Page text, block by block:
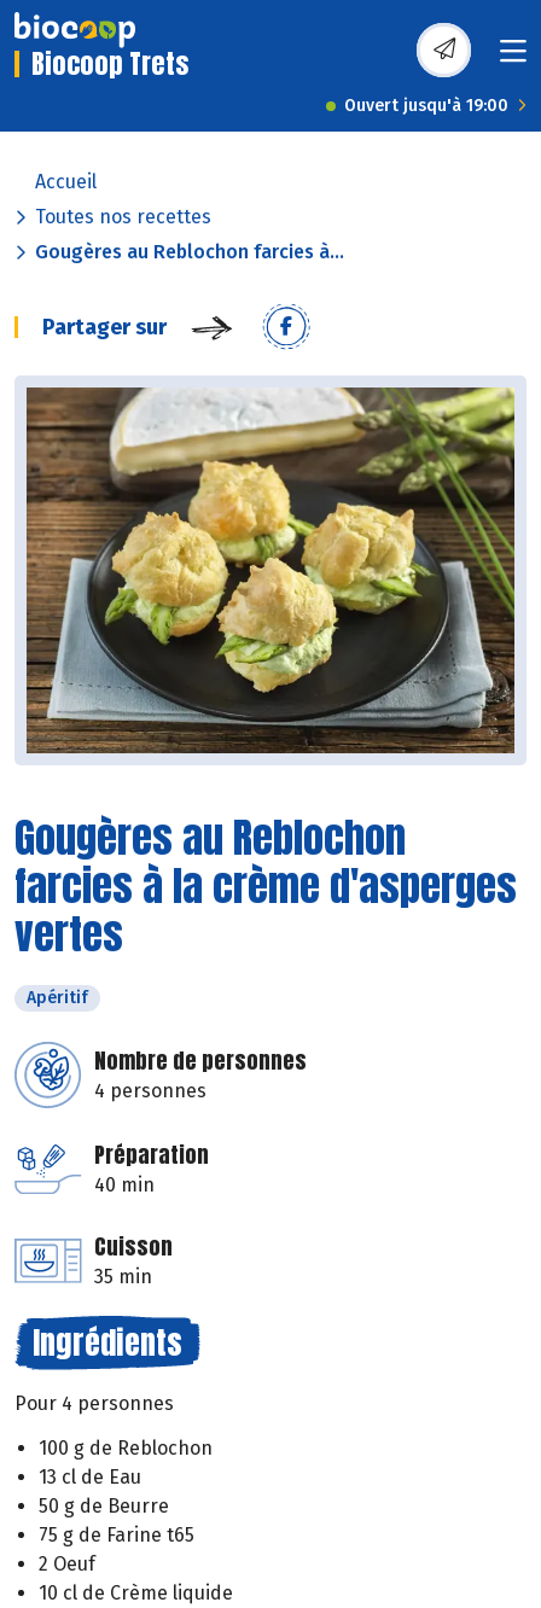
Biocoop Trets
Ouvert jusqu'à 19:00
Accueil
Toutes nos recettes
Gougères au Reblochon farcies à...
Partager sur
Gougères au Reblochon
farcies à la crème d'asperges
vertes
Apéritif
Nombre de personnes
4 personnes
Préparation
40 min
Cuisson
35 min
Ingrédients
Pour 4 personnes
100 g de Reblochon
13 cl de Eau
50 g de Beurre
75 g de Farine t65
2 Oeuf
10 cl de Crème liquide